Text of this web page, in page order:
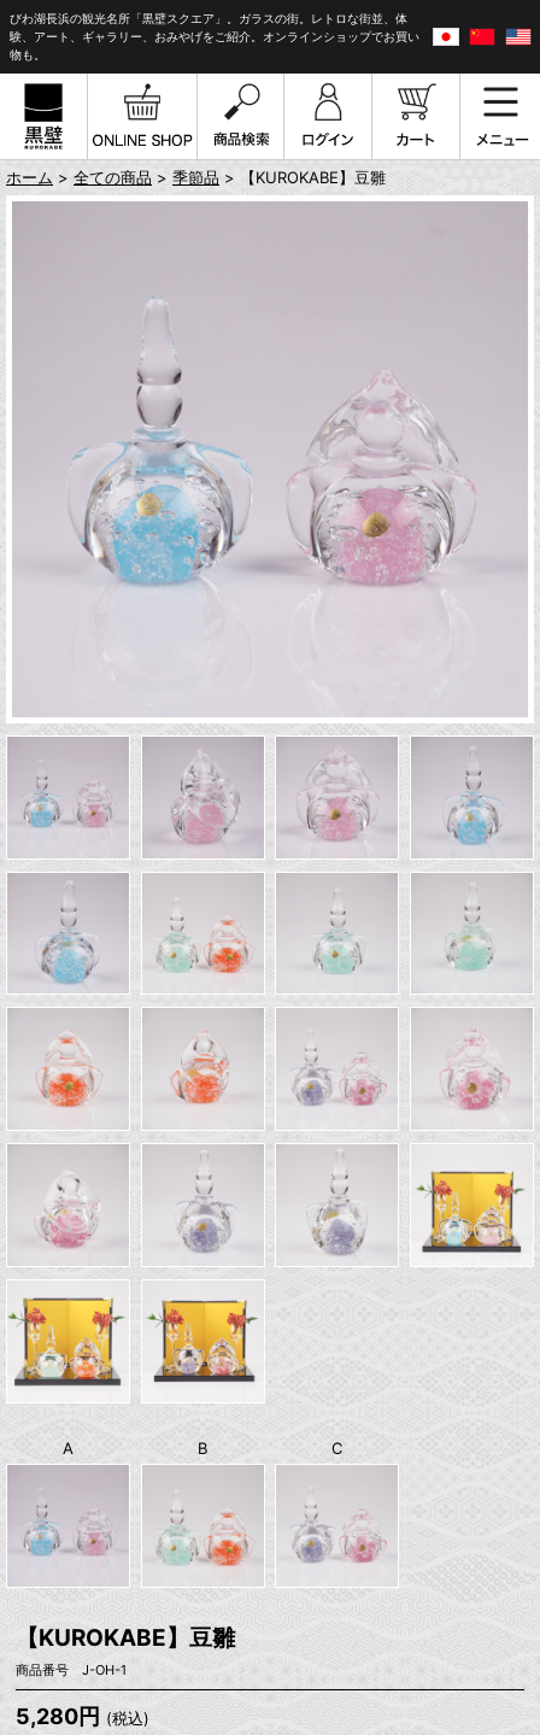
びわ湖長浜の観光名所「黒壁スクエア」。ガラスの街。レトロな街並、体
験、アート、ギャラリー、おみやげをご紹介。オンラインショップでお買い
物も。
ホーム > 全ての商品 > 季節品 > 【KUROKABE】豆雛
A B C
【KUROKABE】豆雛
商品番号 J-OH-1
5,280円 (税込)